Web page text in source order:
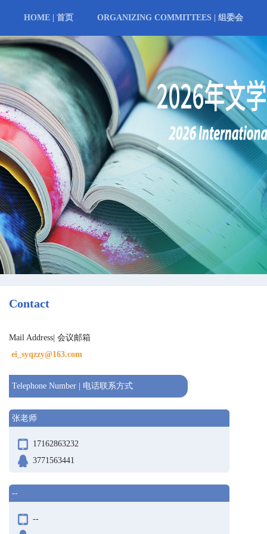
HOME | 首页 ORGANIZING COMMITTEES | 组委会
Contact
Mail Address| 会议邮箱
ei_syqzzy@163.com
Telephone Number | 电话联系方式
张老师
17162863232
3771563441
--
--